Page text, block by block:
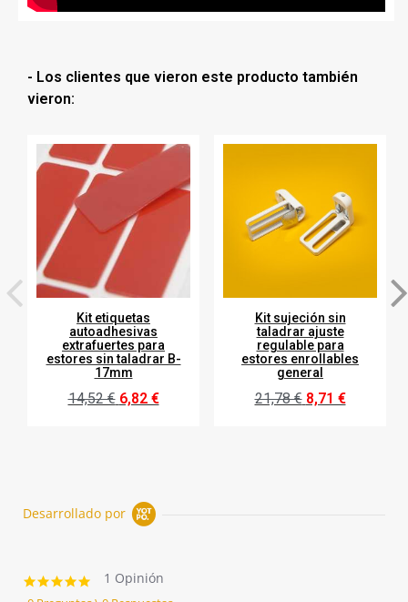
- Los clientes que vieron este producto también
vieron:
Kit etiquetas
autoadhesivas
extrafuertes para
estores sin taladrar B-
17mm
14,52 € 6,82 €
Kit sujeción sin
taladrar ajuste
regulable para
estores enrollables
general
21,78 € 8,71 €
Desarrollado por
5.0
star
1 Opinión